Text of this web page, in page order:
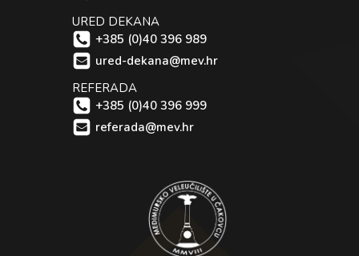
URED DEKANA
+385 (0)40 396 989
ured-dekana@mev.hr
REFERADA
+385 (0)40 396 999
referada@mev.hr